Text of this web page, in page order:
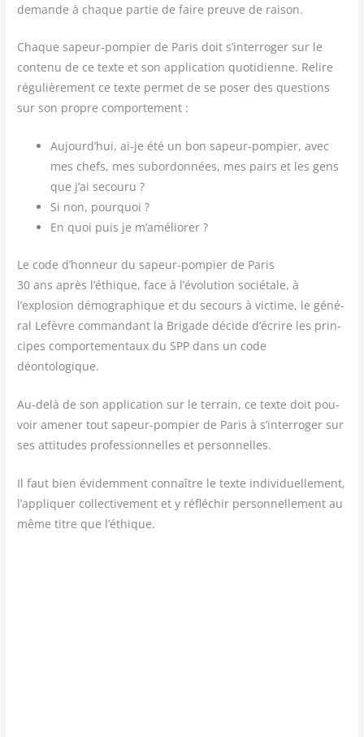
demande à chaque par­tie de faire preuve de raison.
Chaque sapeur-pom­pier de Paris doit s’interroger sur le
conte­nu de ce texte et son appli­ca­tion quo­ti­dienne. Relire
régu­liè­re­ment ce texte per­met de se poser des ques­tions
sur son propre comportement :
Aujourd’hui, ai-je été un bon sapeur-pom­pier, avec
mes chefs, mes subor­don­nées, mes pairs et les gens
que j’ai secouru ?
Si non, pourquoi ?
En quoi puis je m’améliorer ?
Le code d’honneur du sapeur-pompier de Paris
30 ans après l’éthique, face à l’évolution socié­tale, à
l’explosion démo­gra­phique et du secours à vic­time, le géné­
ral Lefèvre com­man­dant la Bri­gade décide d’écrire les prin­
cipes com­por­te­men­taux du SPP dans un code
déontologique.
Au-delà de son appli­ca­tion sur le ter­rain, ce texte doit pou­
voir ame­ner tout sapeur-pom­pier de Paris à s’interroger sur
ses atti­tudes pro­fes­sion­nelles et personnelles.
Il faut bien évi­dem­ment connaître le texte indi­vi­duel­le­ment,
l’appliquer col­lec­ti­ve­ment et y réflé­chir per­son­nel­le­ment au
même titre que l’éthique.